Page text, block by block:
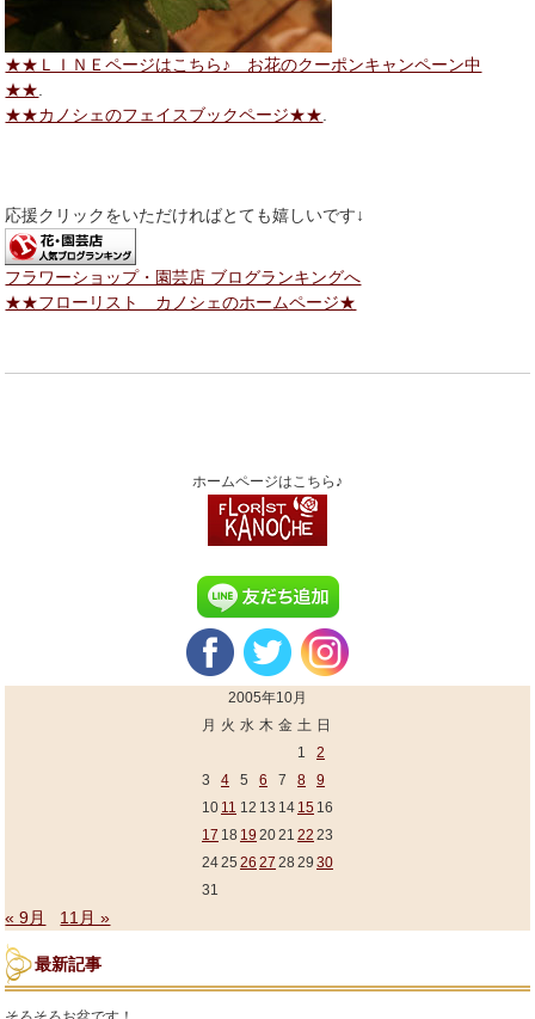
★★ＬＩＮＥページはこちら♪ お花のクーポンキャンペーン中
★★
★★カノシェのフェイスブックページ★★
応援クリックをいただければとても嬉しいです↓
フラワーショップ・園芸店 ブログランキングへ
★★フローリスト カノシェのホームページ★
ホームページはこちら♪
2005年10月
月 火 水 木 金 土 日
1
2
3
4 5 6 7 8
9
10 11 12 13 14 15 16
17 18 19 2021 22 23
2425 26 27 28 29 30
31
« 9月 11月 »
最新記事